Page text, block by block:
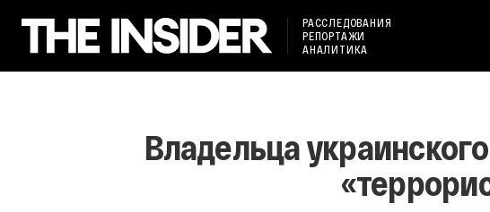
РАССЛЕДОВАНИЯ
РЕПОРТАЖИ
АНАЛИТИКА
Владельца